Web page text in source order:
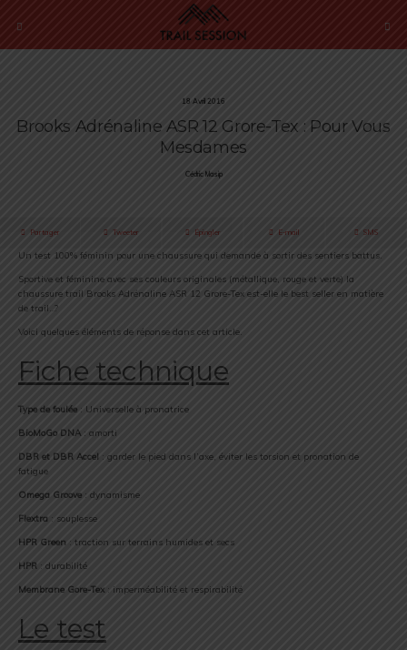
18 Avril 2016
Brooks Adrénaline ASR 12 Grore-Tex : Pour Vous
Mesdames
Cédric Masip
Partager Tweeter Épingler E-mail SMS
Un test 100% féminin pour une chaussure qui demande à sortir des sentiers battus.
Sportive et féminine avec ses couleurs originales (métallique, rouge et verte) la
chaussure trail Brooks Adrénaline ASR 12 Grore-Tex est-elle le best seller en matière
de trail…?
Voici quelques éléments de réponse dans cet article.
Fiche technique
Type de foulée : Universelle à pronatrice
BioMoGo DNA: amorti
DBR et DBR Accel : garder le pied dans l’axe, éviter les torsion et pronation de
fatigue
Omega Groove : dynamisme
Flextra : souplesse
HPR Green : traction sur terrains humides et secs
HPR : durabilité
Membrane Gore-Tex: imperméabilité et respirabilité
Le test